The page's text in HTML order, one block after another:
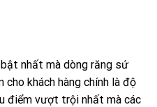
nhất mà dòng răng sứ
cho khách hàng chính là độ
điểm vượt trội nhất mà các